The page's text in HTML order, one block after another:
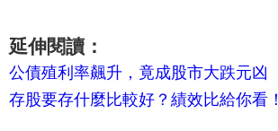
延伸閱讀：
公債殖利率飆升，竟成股市大跌元凶
存股要存什麼比較好？績效比給你看！